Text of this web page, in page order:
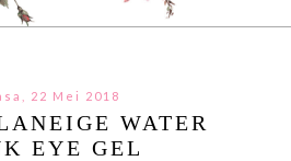
22 Mei 2018
WATER
EYE GEL